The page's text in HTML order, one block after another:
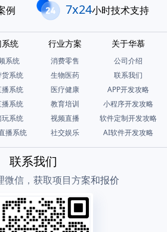
例 7x24小时技术支持
统
系统
系统
系统
系统
系统
播系统
行业方案
消费零售
生物医药
医疗健康
教育培训
视频直播
社交娱乐
关于华慕
公司介绍
联系我们
APP开发攻略
小程序开发攻略
软件定制开发攻略
AI软件开发攻略
联系我们
微信，获取项目方案和报价